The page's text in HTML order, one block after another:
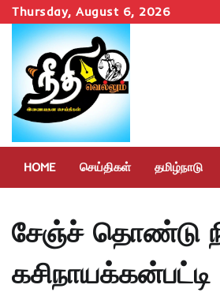
Skip
to
content
Thursday, August 6, 2026
HOME செய்திகள் தமிழ்நாடு
சேஞ்ச் தொண்டு